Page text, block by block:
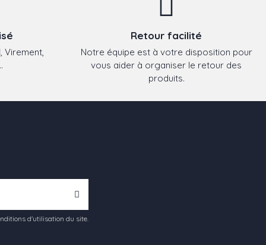
Virement,
Retour facilité
Notre équipe est à votre disposition pour
vous aider à organiser le retour des
produits.
d'utilisation du site.